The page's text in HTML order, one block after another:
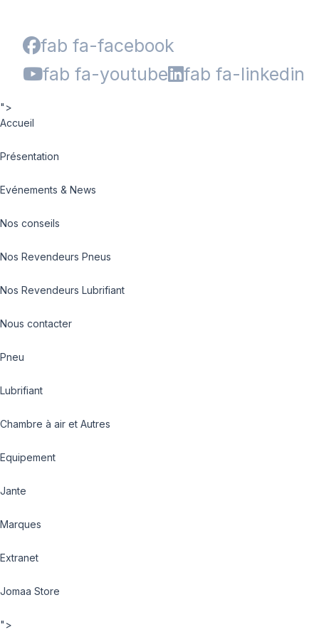
fab fa-facebook
fab fa-youtube
fab fa-linkedin
">
Accueil
Présentation
Evénements & News
Nos conseils
Nos Revendeurs Pneus
Nos Revendeurs Lubrifiant
Nous contacter
Pneu
Lubrifiant
Chambre à air et Autres
Equipement
Jante
Marques
Extranet
Jomaa Store
">